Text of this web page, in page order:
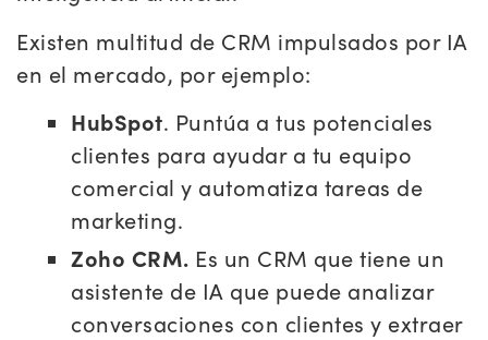
Existen multitud de CRM impulsados por IA
en el mercado, por ejemplo:
HubSpot. Puntúa a tus potenciales
clientes para ayudar a tu equipo
comercial y automatiza tareas de
marketing.
Zoho CRM. Es un CRM que tiene un
asistente de IA que puede analizar
conversaciones con clientes y extraer